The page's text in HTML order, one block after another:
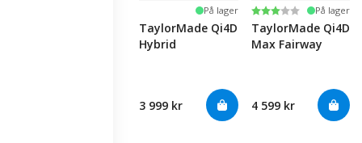
På lager
TaylorMade Qi4D
Hybrid
3 999 kr
Karakter:
3.0 av 5 mulige
På lager
TaylorMade Qi4D
Max Fairway
4 599 kr